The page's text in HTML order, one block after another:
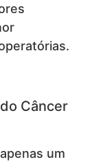
Câncer
um